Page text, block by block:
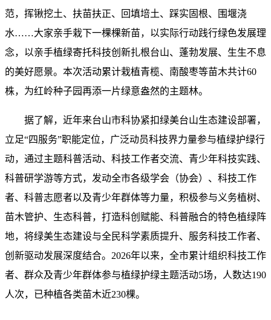
范，挥锹挖土、扶苗扶正、回填培土、踩实固根、围堰浇
水……大家亲手栽下一棵棵新苗，以实际行动践行绿色发展理
念，以亲手植绿寄托科技创新扎根台山、蓬勃发展、生生不息
的美好愿景。本次活动累计栽植青榄、南酸枣等苗木共计60
株，为红岭种子园再添一片绿意盎然的主题林。
据了解，近年来台山市科协紧扣绿美台山生态建设部署，
立足“四服务”职能定位，广泛动员科技界力量参与植绿护绿行
动，通过主题科普活动、科技工作者交流、青少年科技实践、
科普研学游等方式，发动全市各级学会（协会）、科技工作
者、科普志愿者以及青少年群体等力量，积极参与义务植树、
苗木管护、生态科普，打造科创赋能、科普融合的特色植绿阵
地，将绿美生态建设与全民科学素质提升、服务科技工作者、
创新驱动发展深度结合。2026年以来，全市累计组织科技工作
者、群众及青少年群体参与植绿护绿主题活动5场，人数达190
人次，已种植各类苗木近230棵。